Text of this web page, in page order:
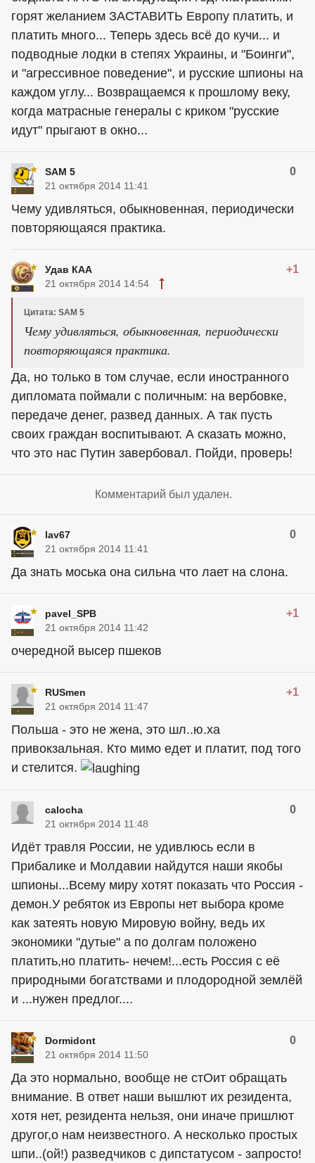
горят желанием ЗАСТАВИТЬ Европу платить, и
платить много... Теперь здесь всё до кучи... и
подводные лодки в степях Украины, и "Боинги",
и "агрессивное поведение", и русские шпионы на
каждом углу... Возвращаемся к прошлому веку,
когда матрасные генералы с криком "русские
идут" прыгают в окно...
SAM 5 0
21 октября 2014 11:41
Чему удивляться, обыкновенная, периодически
повторяющаяся практика.
Удав КАА +1
21 октября 2014 14:54
Цитата: SAM 5
Чему удивляться, обыкновенная, периодически
повторяющаяся практика.
Да, но только в том случае, если иностранного
дипломата поймали с поличным: на вербовке,
передаче денег, развед данных. А так пусть
своих граждан воспитывают. А сказать можно,
что это нас Путин завербовал. Пойди, проверь!
Комментарий был удален.
lav67 0
21 октября 2014 11:41
Да знать моська она сильна что лает на слона.
pavel_SPB +1
21 октября 2014 11:42
очередной высер пшеков
RUSmen +1
21 октября 2014 11:47
Польша - это не жена, это шл..ю.ха
привокзальная. Кто мимо едет и платит, под того
и стелится.
calocha 0
21 октября 2014 11:48
Идёт травля России, не удивлюсь если в
Прибалике и Молдавии найдутся наши якобы
шпионы...Всему миру хотят показать что Россия -
демон.У ребяток из Европы нет выбора кроме
как затеять новую Мировую войну, ведь их
экономики "дутые" а по долгам положено
платить,но платить- нечем!...есть Россия с её
природными богатствами и плодородной землёй
и ...нужен предлог....
Dormidont 0
21 октября 2014 11:50
Да это нормально, вообще не стОит обращать
внимание. В ответ наши вышлют их резидента,
хотя нет, резидента нельзя, они иначе пришлют
другог,о нам неизвестного. А несколько простых
шпи..(ой!) разведчиков с дипстатусом - запросто!